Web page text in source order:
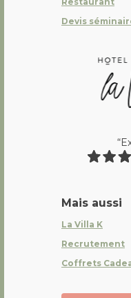
Devis
Mais aussi
La Villa K
Recrutement
Coffrets